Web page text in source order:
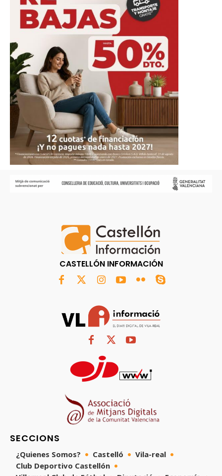
CASTELLÓN INFORMACIÓN
SECCIONS
¿Quienes Somos? Castelló
Vila-real
Club Deportivo Castellón